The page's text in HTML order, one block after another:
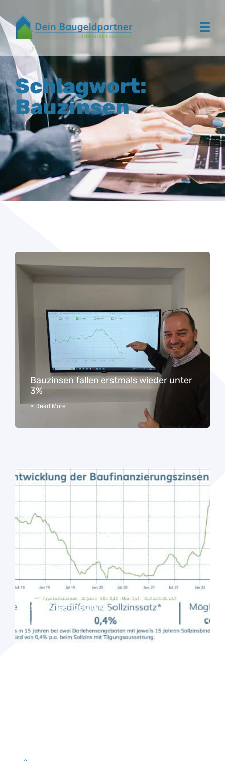
Schlagwort:
Bauzinsen
Bauzinsen fallen erstmals wieder unter
3%
> Read More
Bauzinsen steigen auf höchstes Niveau
seit Krisenbeginn￼
> Read More